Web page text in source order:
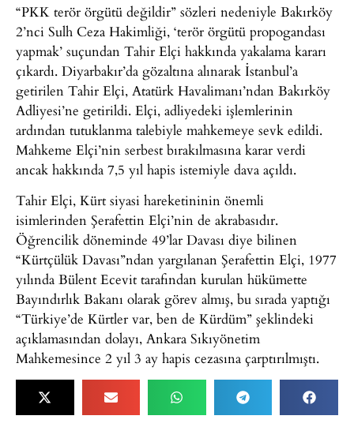
“PKK terör örgütü değildir” sözleri nedeniyle Bakırköy
2’nci Sulh Ceza Hakimliği, ‘terör örgütü propogandası
yapmak’ suçundan Tahir Elçi hakkında yakalama kararı
çıkardı. Diyarbakır’da gözaltına alınarak İstanbul’a
getirilen Tahir Elçi, Atatürk Havalimanı’ndan Bakırköy
Adliyesi’ne getirildi. Elçi, adliyedeki işlemlerinin
ardından tutuklanma talebiyle mahkemeye sevk edildi.
Mahkeme Elçi’nin serbest bırakılmasına karar verdi
ancak hakkında 7,5 yıl hapis istemiyle dava açıldı.
Tahir Elçi, Kürt siyasi hareketininin önemli
isimlerinden Şerafettin Elçi’nin de akrabasıdır.
Öğrencilik döneminde 49’lar Davası diye bilinen
“Kürtçülük Davası”ndan yargılanan Şerafettin Elçi, 1977
yılında Bülent Ecevit tarafından kurulan hükümette
Bayındırlık Bakanı olarak görev almış, bu sırada yaptığı
“Türkiye’de Kürtler var, ben de Kürdüm” şeklindeki
açıklamasından dolayı, Ankara Sıkıyönetim
Mahkemesince 2 yıl 3 ay hapis cezasına çarptırılmıştı.